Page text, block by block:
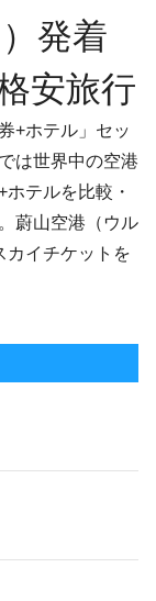
発着
安旅行
+ホテル」セッ
は世界中の空港
テルを比較・
蔚山空港（ウル
カイチケットを